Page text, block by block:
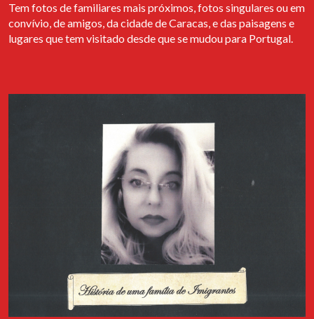
Tem fotos de familiares mais próximos, fotos singulares ou em
convívio, de amigos, da cidade de Caracas, e das paisagens e
lugares que tem visitado desde que se mudou para Portugal.
Cais de Eõncontro
Clara Barbacini e Isabel Mões foram convidadas pela Associação
Livro "Diários de Mulheres Migrantes"
É com muito orgulho que partilhamos o resultado do trabalho de
dois anos de recolha de memórias, sob forma de diários, entre
migrantes que actualmente vivem em Lisboa. O livro “Diários de
Mulheres Migrantes” é composto por um conjunto de excertos
de diários de mulheres que participaram no projecto “Diários de
FESTA DOS DIÁRIOS Contos Migrantes
No dia 4 de abril de 2025, na Casa do Comum em Lisboa, o Arquivo